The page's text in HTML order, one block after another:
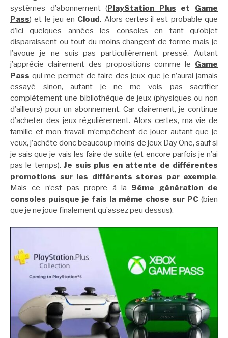
systèmes d’abonnement (PlayStation Plus et Game
Pass) et le jeu en Cloud. Alors certes il est probable que
d’ici quelques années les consoles en tant qu’objet
disparaissent ou tout du moins changent de forme mais je
l’avoue je ne suis pas particulièrement pressé. Autant
j’apprécie clairement des propositions comme le Game
Pass qui me permet de faire des jeux que je n’aurai jamais
essayé sinon, autant je ne me vois pas sacrifier
complètement une bibliothèque de jeux (physiques ou non
d’ailleurs) pour un abonnement. Car clairement, je continue
d’acheter des jeux régulièrement. Alors certes, ma vie de
famille et mon travail m’empêchent de jouer autant que je
veux, j’achète donc beaucoup moins de jeux Day One, sauf si
je sais que je vais les faire de suite (et encore parfois je n’ai
pas le temps).Je suis plus en attente de différentes
promotions sur les différents stores par exemple.
Mais ce n’est pas propre à la 9ème génération de
consoles puisque je fais la même chose sur PC (bien
que je ne joue finalement qu’assez peu dessus).